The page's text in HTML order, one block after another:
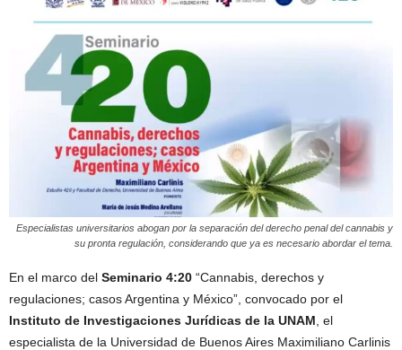
Especialistas universitarios abogan por la separación del derecho penal del cannabis y
su pronta regulación, considerando que ya es necesario abordar el tema.
En el marco del Seminario 4:20 “Cannabis, derechos y
regulaciones; casos Argentina y México”, convocado por el
Instituto de Investigaciones Jurídicas de la UNAM , el
especialista de la Universidad de Buenos Aires Maximiliano Carlinis